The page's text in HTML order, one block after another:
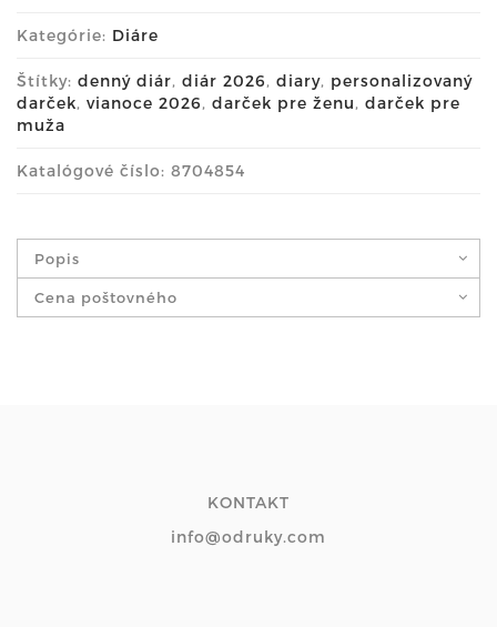
Kategórie: Diáre
Štítky: denný diár, diár 2026, diary, personalizovaný
darček, vianoce 2026, darček pre ženu, darček pre
muža
Katalógové číslo: 8704854
Popis
Cena poštovného
KONTAKT
info@odruky.com